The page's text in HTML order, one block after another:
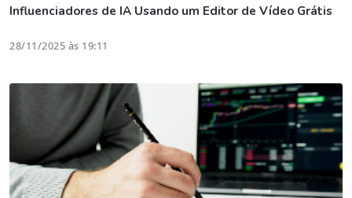
Influenciadores de IA Usando um Editor de Vídeo Grátis
28/11/2025 às 19:11